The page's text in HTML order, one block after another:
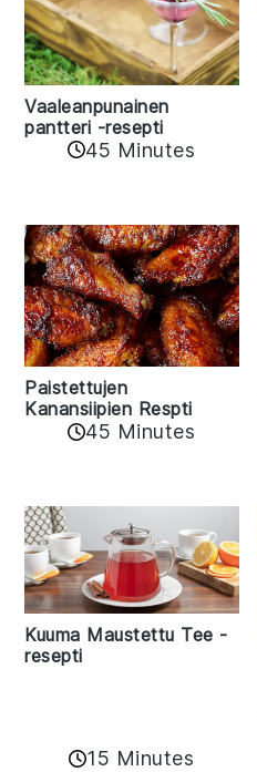
Vaaleanpunainen
pantteri -resepti
45 Minutes
Paistettujen
Kanansiipien Respti
45 Minutes
Kuuma Maustettu Tee -
resepti
15 Minutes